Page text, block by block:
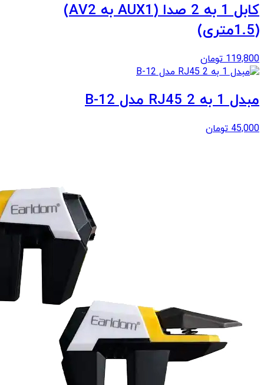
کابل 1 به 2 صدا (AUX1 به AV2)
(1.5متری)
119,800 تومان
مبدل 1 به 2 RJ45 مدل B-12
45,000 تومان